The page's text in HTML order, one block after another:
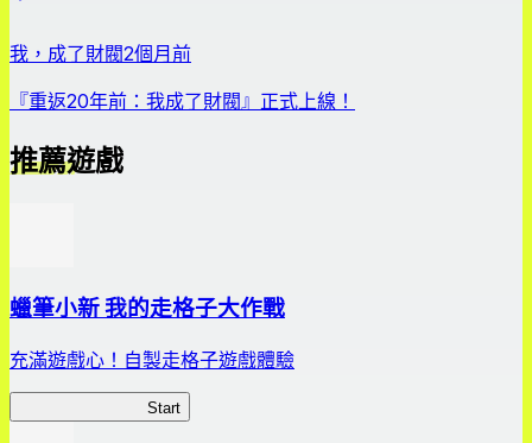
我，成了財閥2個月前
『重返20年前：我成了財閥』正式上線！
推薦遊戲
蠟筆小新 我的走格子大作戰
充滿遊戲心！自製走格子遊戲體驗
Start